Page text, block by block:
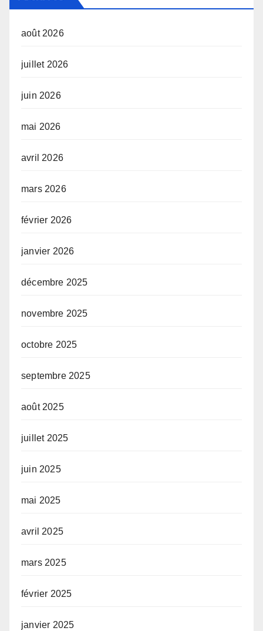
août 2026
juillet 2026
juin 2026
mai 2026
avril 2026
mars 2026
février 2026
janvier 2026
décembre 2025
novembre 2025
octobre 2025
septembre 2025
août 2025
juillet 2025
juin 2025
mai 2025
avril 2025
mars 2025
février 2025
janvier 2025